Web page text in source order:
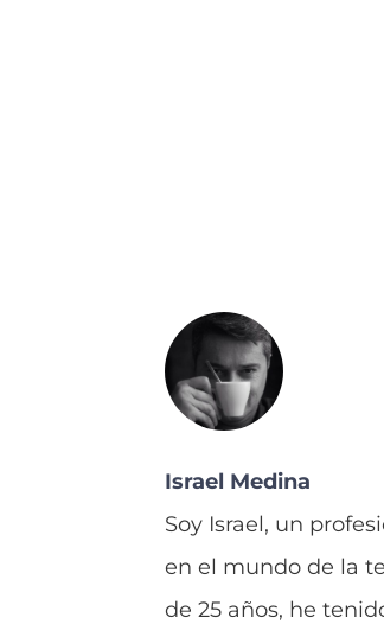
Israel Medina
Soy Israel, un
en el mundo de la
de 25 años, he